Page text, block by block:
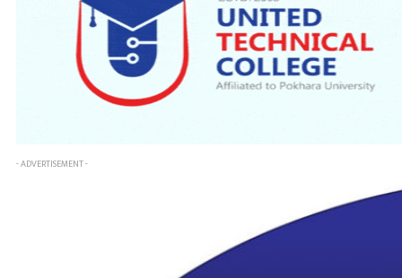
- ADVERTISEMENT -